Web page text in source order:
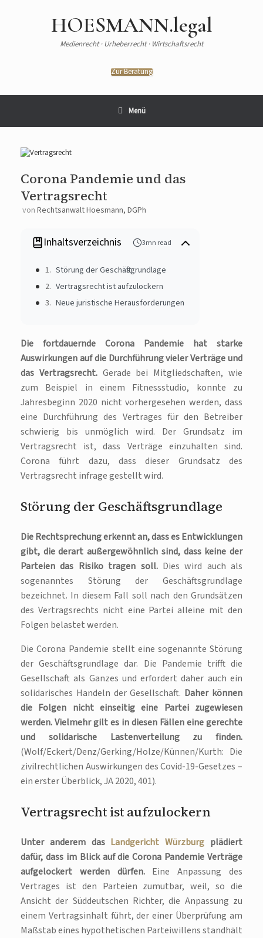
HOESMANN.legal
Medienrecht · Urheberrecht · Wirtschaftsrecht
Zur Beratung
Menü
Corona Pandemie und das
Vertragsrecht
von Rechtsanwalt Hoesmann, DGPh
Inhaltsverzeichnis 3mn read
Störung der Geschäftsgrundlage
Vertragsrecht ist aufzulockern
Neue juristische Herausforderungen
Die fortdauernde Corona Pandemie hat starke
Auswirkungen auf die Durchführung vieler Verträge und
das Vertragsrecht.Gerade bei Mitgliedschaften, wie
zum Beispiel in einem Fitnessstudio, konnte zu
Jahresbeginn 2020 nicht vorhergesehen werden, dass
eine Durchführung des Vertrages für den Betreiber
schwierig bis unmöglich wird. Der Grundsatz im
Vertragsrecht ist, dass Verträge einzuhalten sind.
Corona führt dazu, dass dieser Grundsatz des
Vertragsrecht infrage gestellt wird.
Störung der Geschäftsgrundlage
Die Rechtsprechung erkennt an, dass es Entwicklungen
gibt, die derart außergewöhnlich sind, dass keine der
Parteien das Risiko tragen soll.Dies wird auch als
sogenanntes Störung der Geschäftsgrundlage
bezeichnet. In diesem Fall soll nach den Grundsätzen
des Vertragsrechts nicht eine Partei alleine mit den
Folgen belastet werden.
Die Corona Pandemie stellt eine sogenannte Störung
der Geschäftsgrundlage dar. Die Pandemie trifft die
Gesellschaft als Ganzes und erfordert daher auch ein
solidarisches Handeln der Gesellschaft. Daher können
die Folgen nicht einseitig eine Partei zugewiesen
werden. Vielmehr gilt es in diesen Fällen eine gerechte
und solidarische Lastenverteilung zu finden.
(Wolf/Eckert/Denz/Gerking/Holze/Künnen/Kurth: Die
zivilrechtlichen Auswirkungen des Covid-19-Gesetzes –
ein erster Überblick, JA 2020, 401).
Vertragsrecht ist aufzulockern
Unter anderem das Landgericht Würzburg plädiert
dafür, dass im Blick auf die Corona Pandemie Verträge
aufgelockert werden dürfen.Eine Anpassung des
Vertrages ist den Parteien zumutbar, weil, so die
Ansicht der Süddeutschen Richter, die Anpassung zu
einem Vertragsinhalt führt, der einer Überprüfung am
Maßstab eines hypothetischen Parteiwillens standhält